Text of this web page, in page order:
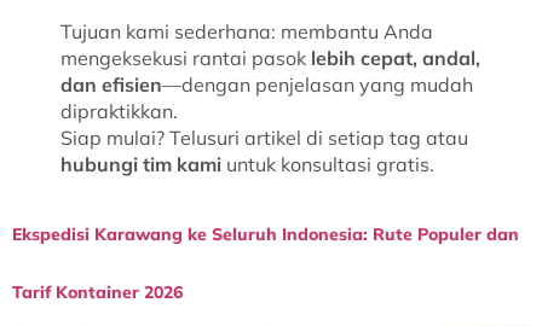
Tujuan kami sederhana: membantu Anda
mengeksekusi rantai pasok lebih cepat, andal,
dan efisien—dengan penjelasan yang mudah
dipraktikkan.
Siap mulai? Telusuri artikel di setiap tag atau
hubungi tim kami untuk konsultasi gratis.
Ekspedisi Karawang ke Seluruh Indonesia: Rute Populer dan
Tarif Kontainer 2026